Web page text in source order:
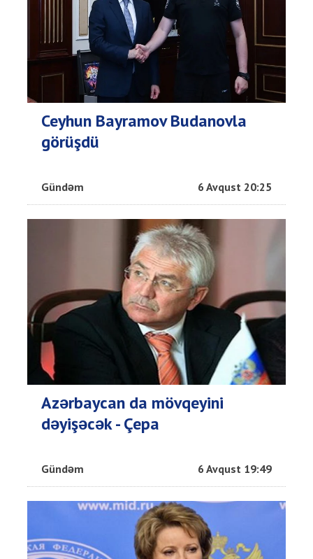
Ceyhun Bayramov Budanovla
görüşdü
Gündəm 6 Avqust 20:25
Azərbaycan da mövqeyini
dəyişəcək - Çepa
Gündəm 6 Avqust 19:49